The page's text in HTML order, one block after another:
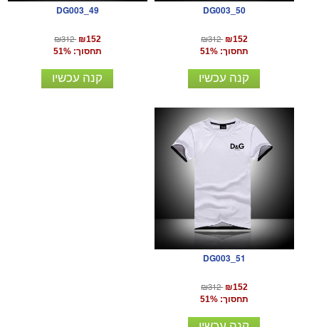
DG003_49
₪312 ₪152
תחסוך: 51%
קנה עכשיו
DG003_50
₪312 ₪152
תחסוך: 51%
קנה עכשיו
DG003_51
₪312 ₪152
תחסוך: 51%